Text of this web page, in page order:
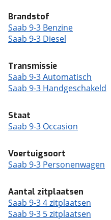
Brandstof
Saab 9-3 Benzine
Saab 9-3 Diesel
Transmissie
Saab 9-3 Automatisch
Saab 9-3 Handgeschakeld
Staat
Saab 9-3 Occasion
Voertuigsoort
Saab 9-3 Personenwagen
Aantal zitplaatsen
Saab 9-3 4 zitplaatsen
Saab 9-3 5 zitplaatsen